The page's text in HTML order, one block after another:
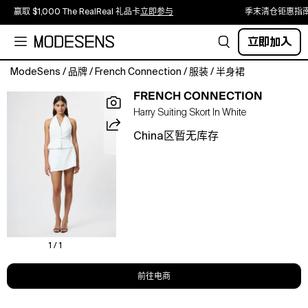
赢取 $1,000 The RealReal 礼品卡立即参与 季末清仓钜惠指
立即加入
ModeSens / 品牌 / French Connection / 服装 / 半身裙
1 / 1
FRENCH CONNECTION
Harry Suiting Skort In White
China区暂无库存
前往电商